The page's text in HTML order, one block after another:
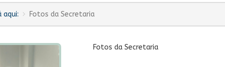
aqui: Fotos da Secretaria
Fotos da Secretaria